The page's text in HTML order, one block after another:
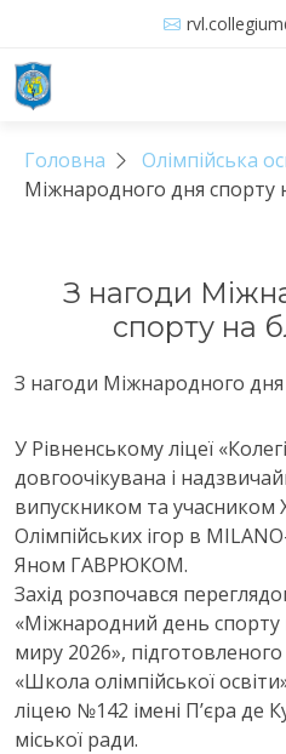
Головна Олімпійська
Міжнародного дня спорту
З нагоди
спорту на
З нагоди Міжнародного
У Рівненському ліцеї
довгоочікувана і
випускником та учасником
Олімпійських ігор в
Яном ГАВРЮКОМ.
Захід розпочався
«Міжнародний день спорту
миру 2026»,
«Школа олімпійської
ліцею №142 імені П’єра де
міської ради.